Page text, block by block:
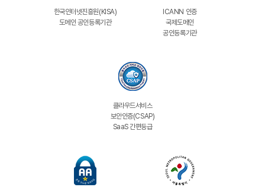
한국인터넷진흥원(KISA)
도메인 공인등록기관
ICANN 인증
국제도메인
공인등록기관
클라우드서비스
보안인증(CSAP)
SaaS 간편등급